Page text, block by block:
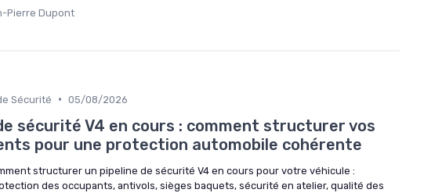
Pierre Dupont
Sécurité • 05/08/2026
sécurité V4 en cours : comment structurer vos
pour une protection automobile cohérente
structurer un pipeline de sécurité V4 en cours pour votre véhicule :
des occupants, antivols, sièges baquets, sécurité en atelier, qualité des